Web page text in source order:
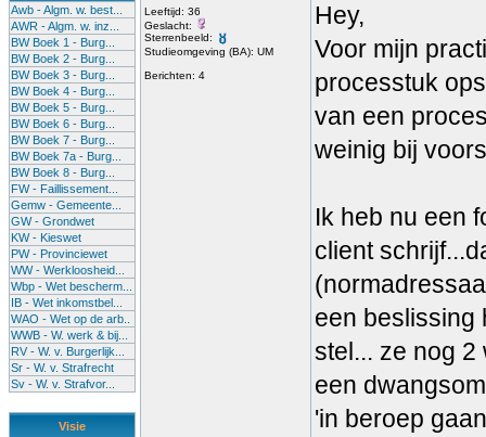
Awb - Algm. w. best...
AWR - Algm. w. inz...
BW Boek 1 - Burg...
BW Boek 2 - Burg...
BW Boek 3 - Burg...
BW Boek 4 - Burg...
BW Boek 5 - Burg...
BW Boek 6 - Burg...
BW Boek 7 - Burg...
BW Boek 7a - Burg...
BW Boek 8 - Burg...
FW - Faillissement...
Gemw - Gemeente...
GW - Grondwet
KW - Kieswet
PW - Provinciewet
WW - Werkloosheid...
Wbp - Wet bescherm...
IB - Wet inkomstbel...
WAO - Wet op de arb..
WWB - W. werk & bij...
RV - W. v. Burgerlijk...
Sr - W. v. Strafrecht
Sv - W. v. Strafvor...
Visie
Leeftijd: 36
Geslacht:
Sterrenbeeld:
Studieomgeving (BA): UM
Berichten: 4
Hey,
Voor mijn
processtuk
van een
weinig bij
Ik heb nu een
client
een beslissing
stel... ze nog
een
'in beroep